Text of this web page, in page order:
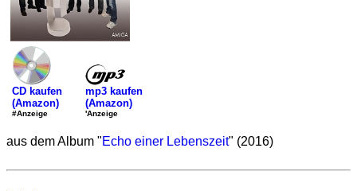
CD kaufen
(Amazon)
#Anzeige
mp3 kaufen
(Amazon)
'Anzeige
aus dem Album "Echo einer Lebenszeit" (2016)